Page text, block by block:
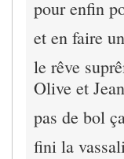
pour enfin
et en faire
le rêve
Olive et
pas de bol
fini la